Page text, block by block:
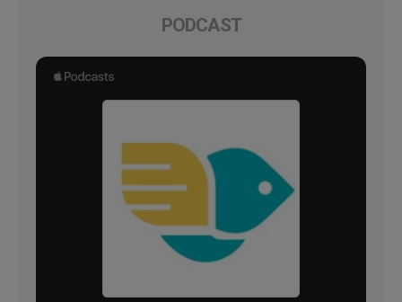
PODCAST